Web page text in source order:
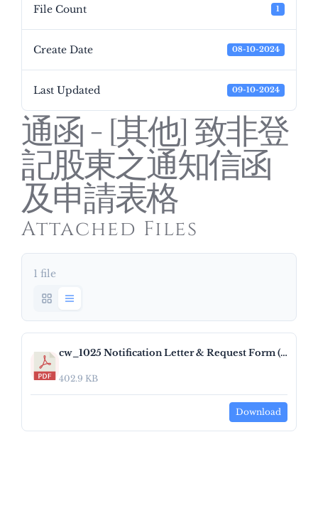
File Count 1
Create Date 08-10-2024
Last Updated 09-10-2024
通函 - [其他] 致非登
記股東之通知信函
及申請表格
Attached Files
1 file
cw_1025 Notification Letter & Request Form (NRH).pdf
402.9 KB
Download